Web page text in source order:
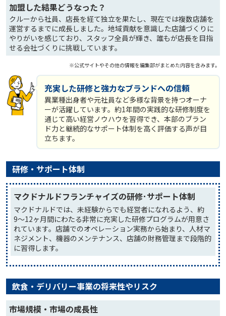
加盟した結果どうなった？
クルーから社員、店長を経て独立を果たし、現在では複数店舗を
運営するまでに成長しました。地域貢献を意識した店舗づくりに
やりがいを感じており、スタッフ全員が輝き、誰もが店長を目指
せる会社づくりに挑戦しています。
※公式サイトやその他の情報を編集部がまとめた内容を含みます。
充実した研修と強力なブランドへの信頼
異業種出身者や元社員など多様な背景を持つオーナ
ーが活躍しています。約1年間の実践的な研修制度を
通じて高い経営ノウハウを習得でき、本部のブラン
ド力と継続的なサポート体制を高く評価する声が目
立ちます。
研修・サポート体制
マクドナルドフランチャイズの研修･サポート体制
マクドナルドでは、未経験からでも経営者になれるよう、約
9〜12ヶ月間にわたる非常に充実した研修プログラムが用意さ
れています。店舗でのオペレーション実務から始まり、人材マ
ネジメント、機器のメンテナンス、店舗の財務管理まで段階的
に習得します。
飲食・デリバリー事業の将来性やリスク
市場規模・市場の成長性